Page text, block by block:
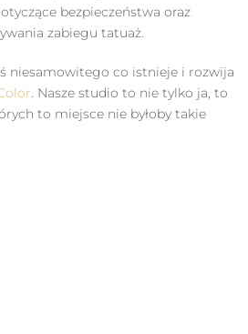
bezpieczeństwa oraz
zabiegu tatuaż.
niesamowitego co istnieje i rozwija
. Nasze studio to nie tylko ja, to
to miejsce nie byłoby takie